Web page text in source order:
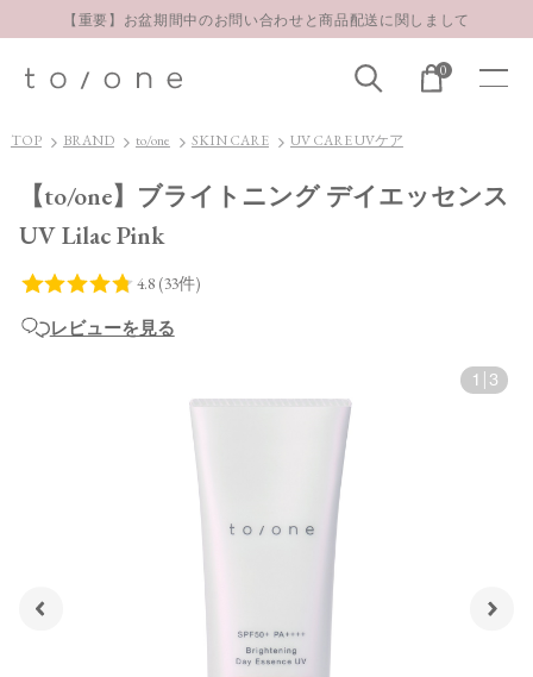
【重要】お盆期間中のお問い合わせと商品配送に関しまして
LINE お友達登録 500円OFFクーポンプレゼント
0
TOP BRAND to/one SKIN CARE UV CARE UVケア
【to/one】ブライトニング デイエッセンス
UV Lilac Pink
レビューを見る
1 3